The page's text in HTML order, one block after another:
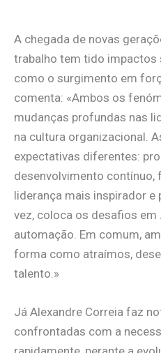
A chegada de novas
trabalho tem tido impactos
como o surgimento em
comenta: «Ambos os
mudanças profundas nas
na cultura organizacional.
expectativas diferentes:
desenvolvimento contínuo,
liderança mais inspirador e
vez, coloca os desafios em
automação. Em comum,
forma como atraímos,
talento.»
Já Alexandre Correia faz
confrontadas com a